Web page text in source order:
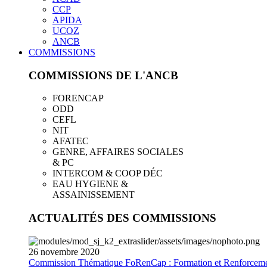
CCP
APIDA
UCOZ
ANCB
COMMISSIONS
COMMISSIONS DE L'ANCB
FORENCAP
ODD
CEFL
NIT
AFATEC
GENRE, AFFAIRES SOCIALES
& PC
INTERCOM & COOP DÉC
EAU HYGIENE &
ASSAINISSEMENT
ACTUALITÉS DES COMMISSIONS
26 novembre 2020
Commission Thématique FoRenCap : Formation et